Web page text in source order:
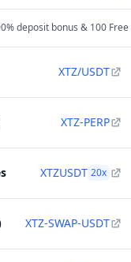
deposit bonus & 100
XTZ/USDT
XTZ-PERP
XTZUSDT 20x
XTZ-SWAP-USDT